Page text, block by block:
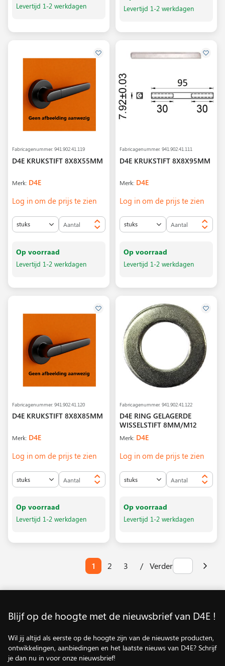
Levertijd 1-2 werkdagen Levertijd 1-2 werkdagen
Fabricagenummer. 941.902.41.119
D4E KRUKSTIFT 8X8X55MM
Merk: D4E
Log in om de prijs te zien
Op voorraad
Levertijd 1-2 werkdagen
Fabricagenummer. 941.902.41.111
D4E KRUKSTIFT 8X8X95MM
Merk: D4E
Log in om de prijs te zien
Op voorraad
Levertijd 1-2 werkdagen
Fabricagenummer. 941.902.41.120
D4E KRUKSTIFT 8X8X85MM
Merk: D4E
Log in om de prijs te zien
Op voorraad
Levertijd 1-2 werkdagen
Fabricagenummer. 941.902.41.122
D4E RING GELAGERDE
WISSELSTIFT 8MM/M12
Merk: D4E
Log in om de prijs te zien
Op voorraad
Levertijd 1-2 werkdagen
Pagina
1 2 3 / Verder
Blijf op de hoogte met de nieuwsbrief van D4E !
Wil jij altijd als eerste op de hoogte zijn van de nieuwste producten,
ontwikkelingen, aanbiedingen en het laatste nieuws van D4E? Schrijf
je dan nu in voor onze nieuwsbrief!